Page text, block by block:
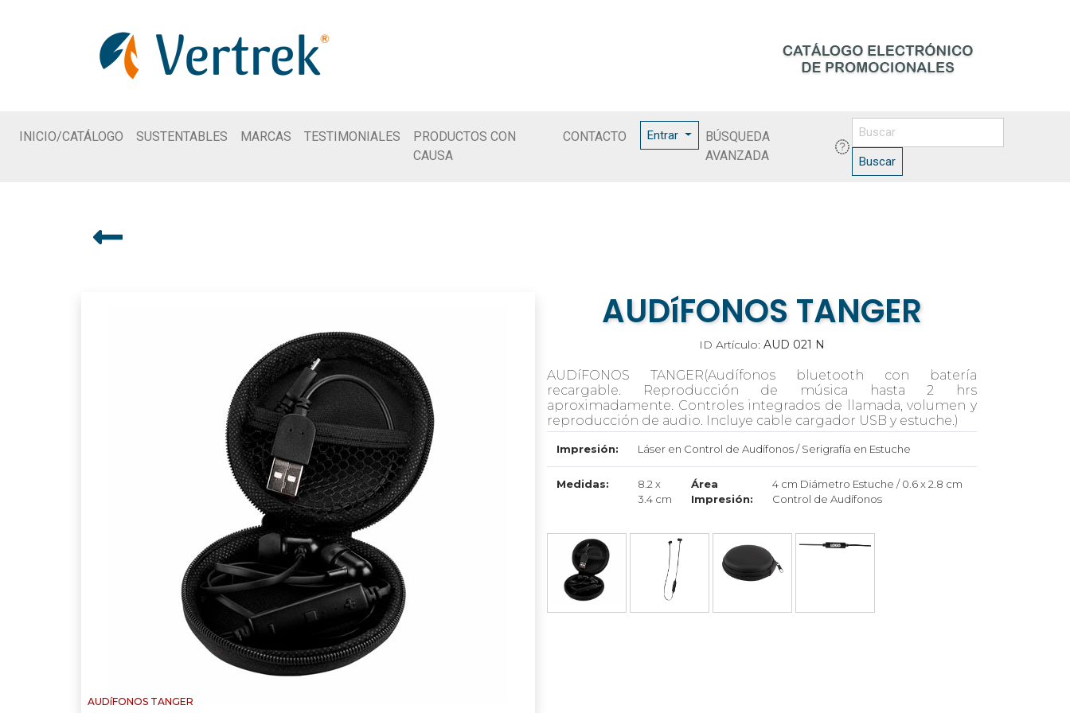
INICIO/CATÁLOGO SUSTENTABLES MARCAS TESTIMONIALES
PRODUCTOS CON
CAUSA
CONTACTO Entrar
BÚSQUEDA
AVANZADA
Buscar
AUDíFONOS TANGER
AUDíFONOS TANGER
ID Artículo: AUD 021 N
AUDíFONOS TANGER(Audífonos bluetooth con batería
recargable. Reproducción de música hasta 2 hrs
aproximadamente. Controles integrados de llamada, volumen y
reproducción de audio. Incluye cable cargador USB y estuche.)
Impresión: Láser en Control de Audífonos / Serigrafía en Estuche
Medidas:
8.2 x
3.4 cm
Área
Impresión:
4 cm Diámetro Estuche / 0.6 x 2.8 cm
Control de Audífonos